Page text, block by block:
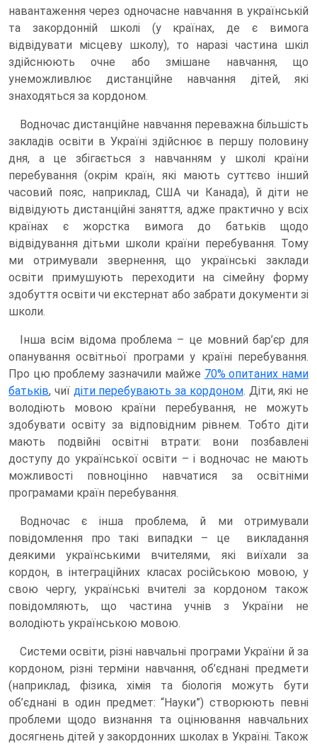
навантаження через одночасне навчання в українській
та закордонній школі (у країнах, де є вимога
відвідувати місцеву школу), то наразі частина шкіл
здійснюють очне або змішане навчання, що
унеможливлює дистанційне навчання дітей, які
знаходяться за кордоном.
Водночас дистанційне навчання переважна більшість
закладів освіти в Україні здійснює в першу половину
дня, а це збігається з навчанням у школі країни
перебування (окрім країн, які мають суттєво інший
часовий пояс, наприклад, США чи Канада), й діти не
відвідують дистанційні заняття, адже практично у всіх
країнах є жорстка вимога до батьків щодо
відвідування дітьми школи країни перебування. Тому
ми отримували звернення, що українські заклади
освіти примушують переходити на сімейну форму
здобуття освіти чи екстернат або забрати документи зі
школи.
Інша всім відома проблема – це мовний бар’єр для
опанування освітньої програми у країні перебування.
Про цю проблему зазначили майже 70% опитаних нами
батьків, чиї діти перебувають за кордоном. Діти, які не
володіють мовою країни перебування, не можуть
здобувати освіту за відповідним рівнем. Тобто діти
мають подвійні освітні втрати: вони позбавлені
доступу до української освіти – і водночас не мають
можливості повноцінно навчатися за освітніми
програмами країн перебування.
Водночас є інша проблема, й ми отримували
повідомлення про такі випадки – це викладання
деякими українськими вчителями, які виїхали за
кордон, в інтеграційних класах російською мовою, у
свою чергу, українські вчителі за кордоном також
повідомляють, що частина учнів з України не
володіють українською мовою.
Системи освіти, різні навчальні програми України й за
кордоном, різні терміни навчання, об’єднані предмети
(наприклад, фізика, хімія та біологія можуть бути
об’єднані в один предмет: “Науки”) створюють певні
проблеми щодо визнання та оцінювання навчальних
досягнень дітей у закордонних школах в Україні. Також